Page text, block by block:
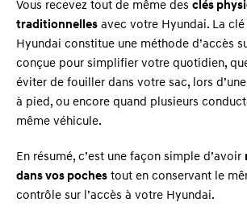
Vous recevez tout de même des clés
traditionnelles avec votre Hyundai. La
Hyundai constitue une méthode d’accès
conçue pour simplifier votre quotidien,
éviter de fouiller dans votre sac, lors
à pied, ou encore quand plusieurs
même véhicule.
En résumé, c’est une façon simple d’avoir
dans vos poches tout en conservant le
contrôle sur l’accès à votre Hyundai.